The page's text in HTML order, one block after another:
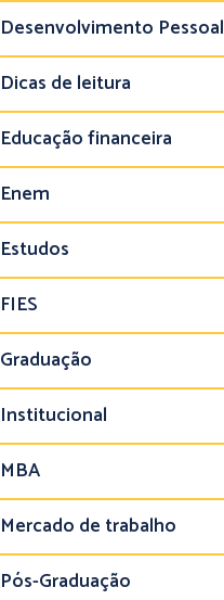
Desenvolvimento Pessoal
Dicas de leitura
Educação financeira
Enem
Estudos
FIES
Graduação
Institucional
MBA
Mercado de trabalho
Pós-Graduação